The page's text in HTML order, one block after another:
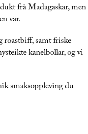
frå Madagaskar, men
vår.
roastbiff, samt friske
kanelbollar, og vi
smaksoppleving du